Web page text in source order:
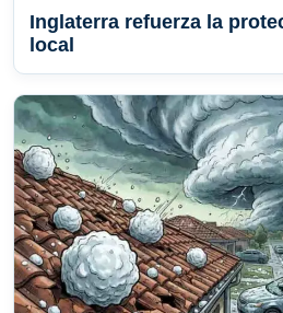
Inglaterra refuerza la
local